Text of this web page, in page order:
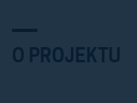
O PROJEKTU